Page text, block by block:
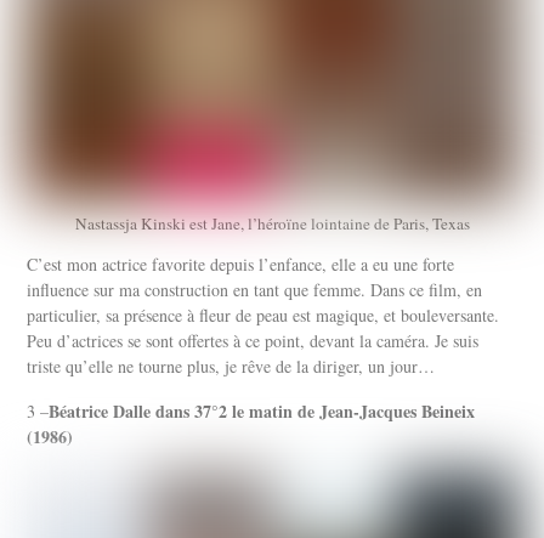
Nastassja Kinski est Jane, l’héroïne lointaine de Paris, Texas
C’est mon actrice favorite depuis l’enfance, elle a eu une forte
influence sur ma construction en tant que femme. Dans ce film, en
particulier, sa présence à fleur de peau est magique, et bouleversante.
Peu d’actrices se sont offertes à ce point, devant la caméra. Je suis
triste qu’elle ne tourne plus, je rêve de la diriger, un jour…
3 –Béatrice Dalle dans 37°2 le matin de Jean-Jacques Beineix
(1986)